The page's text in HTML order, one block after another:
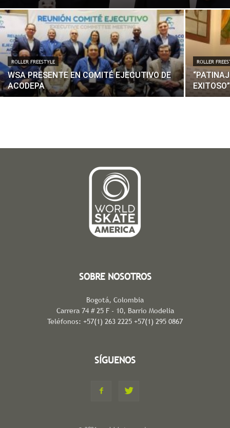
ROLLER FREESTYLE
WSA PRESENTE EN COMITÉ EJECUTIVO DE
ACODEPA
ROLLER
EXITOSO”
SOBRE NOSOTROS
Bogotá, Colombia
Carrera 74 # 25 F - 10, Barrio Modelia
Teléfonos: +57(1) 263 2225 +57(1) 295 0867
SÍGUENOS